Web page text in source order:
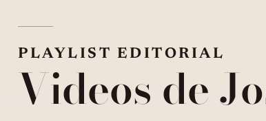
PLAYLIST EDITORIAL
Videos de